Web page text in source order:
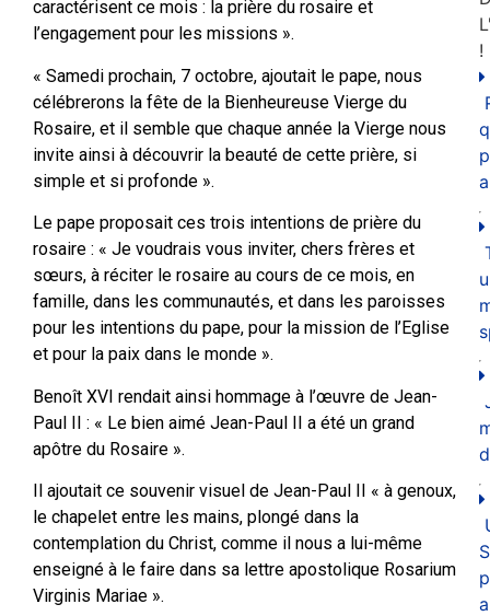
caractérisent ce mois : la prière du rosaire et
l’engagement pour les missions ».
« Samedi prochain, 7 octobre, ajoutait le pape, nous
célébrerons la fête de la Bienheureuse Vierge du
Rosaire, et il semble que chaque année la Vierge nous
invite ainsi à découvrir la beauté de cette prière, si
simple et si profonde ».
Le pape proposait ces trois intentions de prière du
rosaire : « Je voudrais vous inviter, chers frères et
sœurs, à réciter le rosaire au cours de ce mois, en
famille, dans les communautés, et dans les paroisses
pour les intentions du pape, pour la mission de l’Eglise
et pour la paix dans le monde ».
Benoît XVI rendait ainsi hommage à l’œuvre de Jean-
Paul II : « Le bien aimé Jean-Paul II a été un grand
apôtre du Rosaire ».
Il ajoutait ce souvenir visuel de Jean-Paul II « à genoux,
le chapelet entre les mains, plongé dans la
contemplation du Christ, comme il nous a lui-même
enseigné à le faire dans sa lettre apostolique Rosarium
Virginis Mariae ».
!